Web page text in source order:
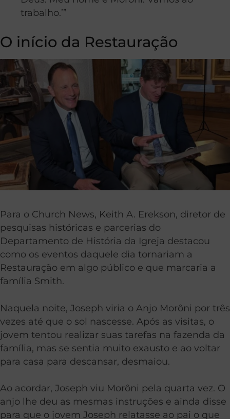
trabalho.’”
O início da Restauração
Para o Church News, Keith A. Erekson, diretor de
pesquisas históricas e parcerias do
Departamento de História da Igreja destacou
como os eventos daquele dia tornariam a
Restauração em algo público e que marcaria a
família Smith.
Naquela noite, Joseph viria o Anjo Morôni por três
vezes até que o sol nascesse. Após as visitas, o
jovem tentou realizar suas tarefas na fazenda da
família, mas se sentia muito exausto e ao voltar
para casa para descansar, desmaiou.
Ao acordar, Joseph viu Morôni pela quarta vez. O
anjo lhe deu as mesmas instruções e ainda disse
para que o jovem Joseph relatasse ao pai o que